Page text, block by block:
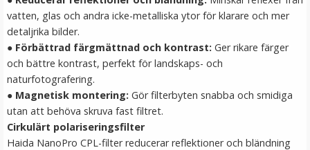
69 kr
vatten, glas och andra icke-metalliska ytor för klarare och mer
detaljrika bilder.
● Förbättrad färgmättnad och kontrast: Ger rikare färger
och bättre kontrast, perfekt för landskaps- och
naturfotografering.
● Magnetisk montering: Gör filterbyten snabba och smidiga
utan att behöva skruva fast filtret.
Cirkulärt polariseringsfilter
Haida NanoPro CPL-filter reducerar reflektioner och bländning